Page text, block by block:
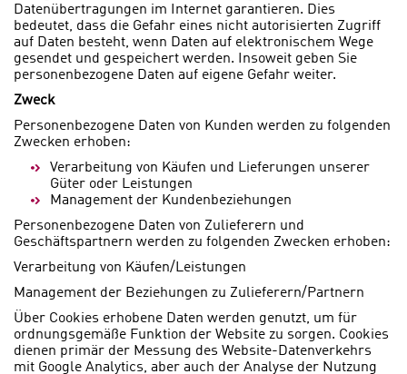
Datenübertragungen im Internet garantieren. Dies
bedeutet, dass die Gefahr eines nicht autorisierten Zugriff
auf Daten besteht, wenn Daten auf elektronischem Wege
gesendet und gespeichert werden. Insoweit geben Sie
personenbezogene Daten auf eigene Gefahr weiter.
Zweck
Personenbezogene Daten von Kunden werden zu folgenden
Zwecken erhoben:
Verarbeitung von Käufen und Lieferungen unserer
Güter oder Leistungen
Management der Kundenbeziehungen
Personenbezogene Daten von Zulieferern und
Geschäftspartnern werden zu folgenden Zwecken erhoben:
Verarbeitung von Käufen/Leistungen
Management der Beziehungen zu Zulieferern/Partnern
Über Cookies erhobene Daten werden genutzt, um für
ordnungsgemäße Funktion der Website zu sorgen. Cookies
dienen primär der Messung des Website-Datenverkehrs
mit Google Analytics, aber auch der Analyse der Nutzung